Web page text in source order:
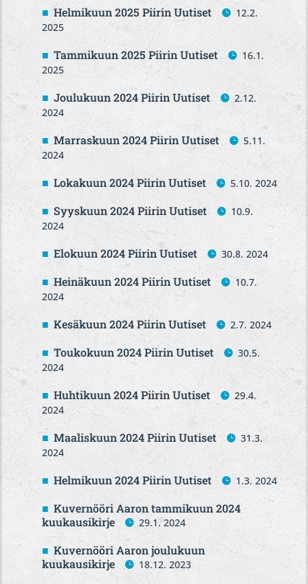
Helmikuun 2025 Piirin Uutiset
12.2.
2025
Tammikuun 2025 Piirin Uutiset
16.1.
2025
Joulukuun 2024 Piirin Uutiset
2.12.
2024
Marraskuun 2024 Piirin Uutiset
5.11.
2024
Lokakuun 2024 Piirin Uutiset 5.10. 2024
Syyskuun 2024 Piirin Uutiset
10.9.
2024
Elokuun 2024 Piirin Uutiset 30.8. 2024
Heinäkuun 2024 Piirin Uutiset
10.7.
2024
Kesäkuun 2024 Piirin Uutiset 2.7. 2024
Toukokuun 2024 Piirin Uutiset
30.5.
2024
Huhtikuun 2024 Piirin Uutiset
29.4.
2024
Maaliskuun 2024 Piirin Uutiset
31.3.
2024
Helmikuun 2024 Piirin Uutiset 1.3. 2024
Kuvernööri Aaron tammikuun 2024
kuukausikirje
29.1. 2024
Kuvernööri Aaron joulukuun
kuukausikirje
18.12. 2023